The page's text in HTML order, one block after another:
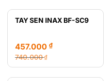
216.000 ₫.
là:
TAY SEN INAX BF-SC9
740.000₫
Giá
gốc
457.000 ₫
Giá
hiện